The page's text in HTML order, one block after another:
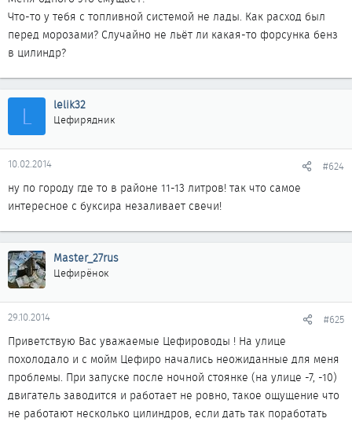
Что-то у тебя с топливной системой не лады. Как расход был
перед морозами? Случайно не льёт ли какая-то форсунка бенз
в цилиндр?
L lelik32
Цефирядник
10.02.2014 #624
ну по городу где то в районе 11-13 литров! так что самое
интересное с буксира незаливает свечи!
Master_27rus
Цефирёнок
29.10.2014 #625
Приветствую Вас уважаемые Цефироводы ! На улице
похолодало и с мойм Цефиро начались неожиданные для меня
проблемы. При запуске после ночной стоянке (на улице -7, -10)
двигатель заводится и работает не ровно, такое ощущение что
не работают несколько цилиндров, если дать так поработать